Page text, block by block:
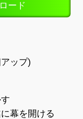
ード
ップ)
幕を開ける